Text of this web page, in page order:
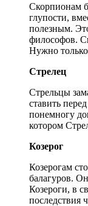
Скорпионам
глупости,
полезным.
философов.
Нужно
Стрелец
Стрельцы
ставить
понемногу
котором
Козерог
Козерогам
балагуров.
Козероги, в
последствия